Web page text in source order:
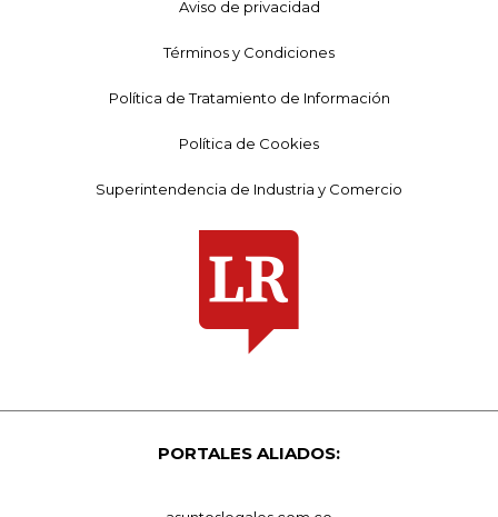
Aviso de privacidad
Términos y Condiciones
Política de Tratamiento de Información
Política de Cookies
Superintendencia de Industria y Comercio
PORTALES ALIADOS: